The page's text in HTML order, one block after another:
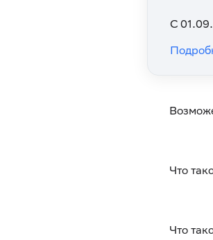
С
Что
Что